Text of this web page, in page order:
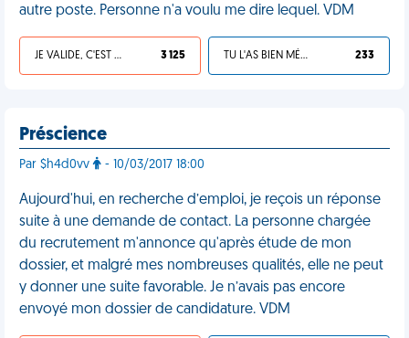
autre poste. Personne n'a voulu me dire lequel. VDM
JE VALIDE, C'EST UNE VDM 3 125 TU L'AS BIEN MÉRITÉ 233
Préscience
Par $h4d0vv - 10/03/2017 18:00
Aujourd'hui, en recherche d’emploi, je reçois un réponse
suite à une demande de contact. La personne chargée
du recrutement m'annonce qu'après étude de mon
dossier, et malgré mes nombreuses qualités, elle ne peut
y donner une suite favorable. Je n’avais pas encore
envoyé mon dossier de candidature. VDM